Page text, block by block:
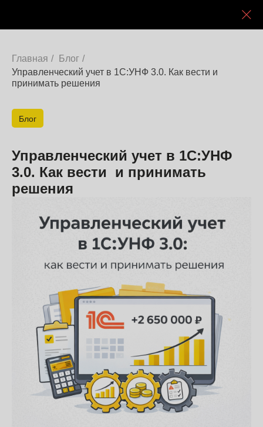
Главная / Блог /
Управленческий учет в 1С:УНФ 3.0. Как вести и
принимать решения
Блог
Управленческий учет в 1С:УНФ
3.0. Как вести и принимать
решения